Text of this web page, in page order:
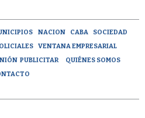
NACION CABA
SOCIEDAD
VENTANA EMPRESARIAL
PUBLICITAR
QUIÉNES SOMOS